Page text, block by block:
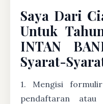
Saya Dari
Untuk
INTAN
Syarat-
1. Mengisi
pendaftaran